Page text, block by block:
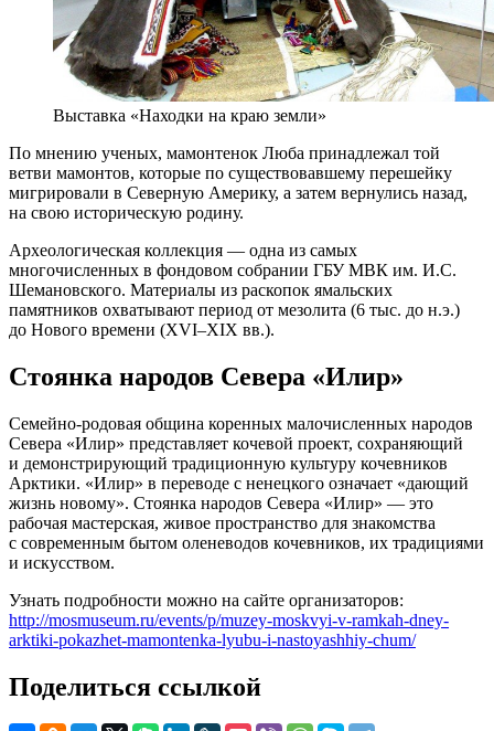
Выставка «Находки на краю земли»
По мнению ученых, мамонтенок Люба принадлежал той
ветви мамонтов, которые по существовавшему перешейку
мигрировали в Северную Америку, а затем вернулись назад,
на свою историческую родину.
Археологическая коллекция — одна из самых
многочисленных в фондовом собрании ГБУ МВК им. И.С.
Шемановского. Материалы из раскопок ямальских
памятников охватывают период от мезолита (6 тыс. до н.э.)
до Нового времени (XVI–XIX вв.).
Стоянка народов Севера «Илир»
Семейно-родовая община коренных малочисленных народов
Севера «Илир» представляет кочевой проект, сохраняющий
и демонстрирующий традиционную культуру кочевников
Арктики. «Илир» в переводе с ненецкого означает «дающий
жизнь новому». Стоянка народов Севера «Илир» — это
рабочая мастерская, живое пространство для знакомства
с современным бытом оленеводов кочевников, их традициями
и искусством.
Узнать подробности можно на сайте организаторов:
http://mosmuseum.ru/events/p/muzey-moskvyi-v-ramkah-dney-
arktiki-pokazhet-mamontenka-lyubu-i-nastoyashhiy-chum/
Поделиться ссылкой